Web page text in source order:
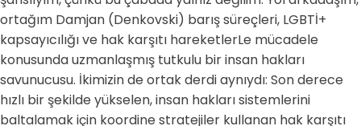
ortağım Damjan (Denkovski) barış süreçleri, LGBTİ+
kapsayıcılığı ve hak karşıtı hareketlerLe mücadele
konusunda uzmanlaşmış tutkulu bir insan hakları
savunucusu. İkimizin de ortak derdi aynıydı: Son derece
hızlı bir şekilde yükselen, insan hakları sistemlerini
baltalamak için koordine stratejiler kullanan hak karşıtı